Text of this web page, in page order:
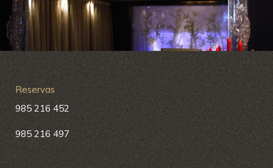
Reservas
985 216 452
985 216 497